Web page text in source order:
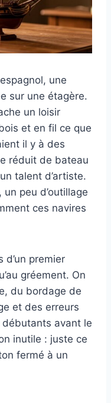
une
sur une étagère.
un loisir
et en fil ce que
il y à des
réduit de bateau
talent d’artiste.
peu d’outillage
ces navires
d’un premier
gréement. On
du bordage de
et des erreurs
avant le
inutile : juste ce
fermé à un